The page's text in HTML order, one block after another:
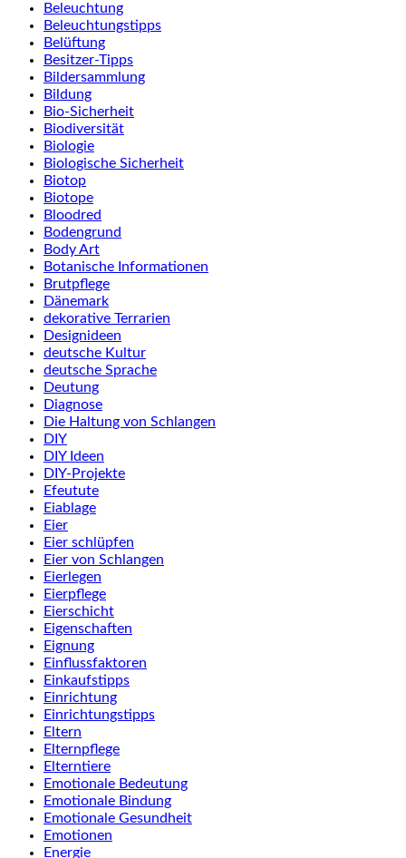
Beleuchtung
Beleuchtungstipps
Belüftung
Besitzer-Tipps
Bildersammlung
Bildung
Bio-Sicherheit
Biodiversität
Biologie
Biologische Sicherheit
Biotop
Biotope
Bloodred
Bodengrund
Body Art
Botanische Informationen
Brutpflege
Dänemark
dekorative Terrarien
Designideen
deutsche Kultur
deutsche Sprache
Deutung
Diagnose
Die Haltung von Schlangen
DIY
DIY Ideen
DIY-Projekte
Efeutute
Eiablage
Eier
Eier schlüpfen
Eier von Schlangen
Eierlegen
Eierpflege
Eierschicht
Eigenschaften
Eignung
Einflussfaktoren
Einkaufstipps
Einrichtung
Einrichtungstipps
Eltern
Elternpflege
Elterntiere
Emotionale Bedeutung
Emotionale Bindung
Emotionale Gesundheit
Emotionen
Energie